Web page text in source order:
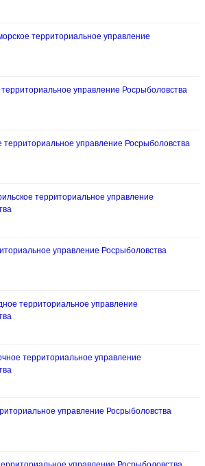
территориальное управление
управление Росрыболовства
территориальное управление Росрыболовства
территориальное управление
управление Росрыболовства
территориальное управление
территориальное управление
управление Росрыболовства